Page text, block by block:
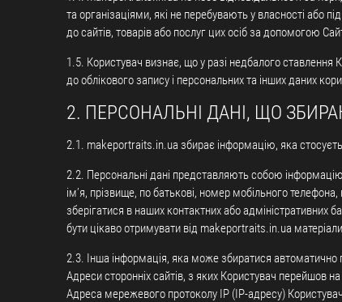
та організаціями, які не перебувають у власності
до сайтів, товарів або послуг цих осіб за допомогою
1.5. Користувач визнає, що у разі недбалого ставлення
до облікового запису і персональних та інших даних
2. ПЕРСОНАЛЬНІ ДАНІ, ЩО
2.1. makeportraits.in.ua збирає інформацію, яка
2.2. Персональні дані представляють собою
ім’я, прізвище, по батькові, номер мобільного
зберігатися в наших контактних або
бути цікаво отримувати від makeportraits.in.ua
2.3. Інша інформація, яка може збиратися автоматично
Адреси сторонніх сайтів, з яких Користувач перейшов
Адреса мережевого протоколу IP (IP-адресу)